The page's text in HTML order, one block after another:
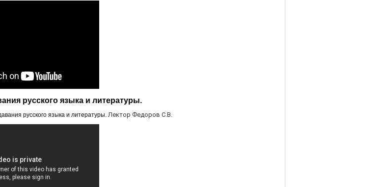
русского языка и литературы.
русского языка и литературы. Лектор Федоров С.В.